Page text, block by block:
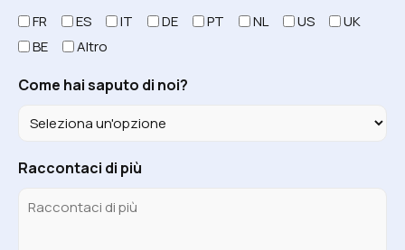
FR ES IT DE PT NL US
UK
BE
Altro
Come hai saputo di noi?
Raccontaci di più